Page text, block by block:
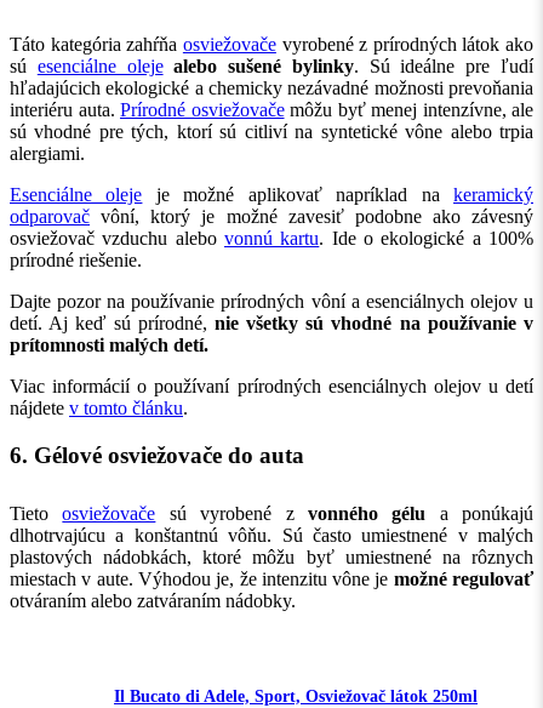
Táto kategória zahŕňa osviežovačevyrobené z prírodných látok ako
sú esenciálne olejealebo sušené bylinky. Sú ideálne pre ľudí
hľadajúcich ekologické a chemicky nezávadné možnosti prevoňania
interiéru auta. Prírodné osviežovačemôžu byť menej intenzívne, ale
sú vhodné pre tých, ktorí sú citliví na syntetické vône alebo trpia
alergiami.
Esenciálne oleje je možné aplikovať napríklad nakeramický
odparovač vôní, ktorý je možné zavesiť podobne ako závesný
osviežovač vzduchu alebo vonnú kartu. Ide o ekologické a 100%
prírodné riešenie.
Dajte pozor na používanie prírodných vôní a esenciálnych olejov u
detí. Aj keď sú prírodné, nie všetky sú vhodné na používanie v
prítomnosti malých detí.
Viac informácií o používaní prírodných esenciálnych olejov u detí
nájdete v tomto článku.
6. Gélové osviežovače do auta
Tietoosviežovače sú vyrobené z vonného gélu a ponúkajú
dlhotrvajúcu a konštantnú vôňu. Sú často umiestnené v malých
plastových nádobkách, ktoré môžu byť umiestnené na rôznych
miestach v aute. Výhodou je, že intenzitu vône je možné regulovať
otváraním alebo zatváraním nádobky.
Il Bucato di Adele, Sport, Osviežovač látok 250ml